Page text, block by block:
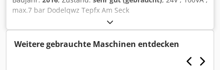
max.7 bar Dodelqwz Tepfx Am Seck
Weitere gebrauchte Maschinen entdecken